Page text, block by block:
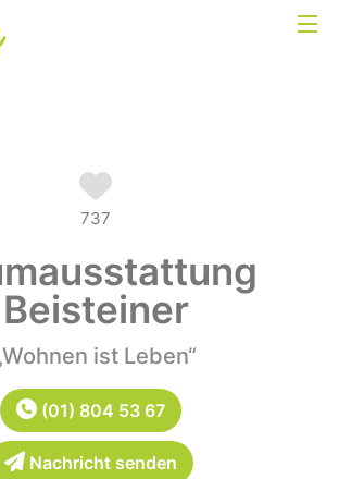
737
Beisteiner
ist Leben“
(01) 804 53 67
Nachricht senden